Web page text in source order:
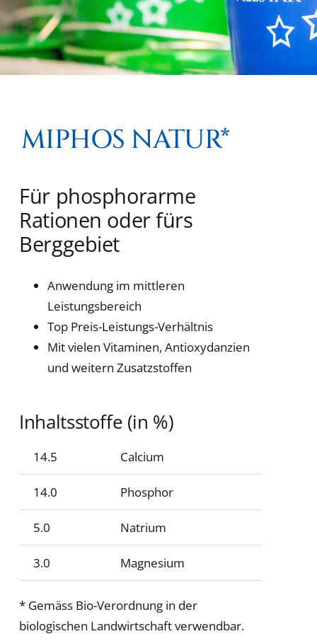
MIPHOS NATUR*
Für phosphorarme
Rationen oder fürs
Berggebiet
Anwendung im mittleren
Leistungsbereich
Top Preis-Leistungs-Verhältnis
Mit vielen Vitaminen, Antioxydanzien
und weitern Zusatzstoffen
Inhaltsstoffe (in %)
14.5 Calcium
14.0 Phosphor
5.0 Natrium
3.0 Magnesium
* Gemäss Bio-Verordnung in der
biologischen Landwirtschaft verwendbar.